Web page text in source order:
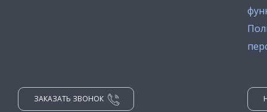
ЗАКАЗАТЬ ЗВОНОК